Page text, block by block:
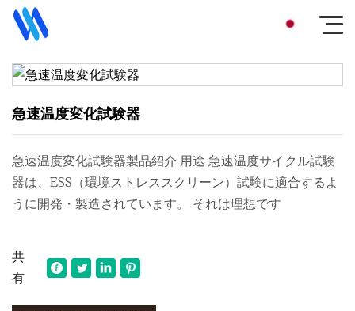
急速温度変化試験器
急速温度変化試験器製品紹介 用途 急速温度サイクル試験
器は、ESS（環境ストレススクリーン）試験に適合するよ
うに開発・製造されています。 それは理想です
共
有